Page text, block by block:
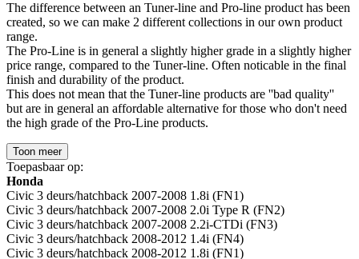
The difference between an Tuner-line and Pro-line product has been
created, so we can make 2 different collections in our own product
range.
The Pro-Line is in general a slightly higher grade in a slightly higher
price range, compared to the Tuner-line. Often noticable in the final
finish and durability of the product.
This does not mean that the Tuner-line products are ''bad quality''
but are in general an affordable alternative for those who don't need
the high grade of the Pro-Line products.
Toon meer
Toepasbaar op:
Honda
Civic 3 deurs/hatchback 2007-2008 1.8i (FN1)
Civic 3 deurs/hatchback 2007-2008 2.0i Type R (FN2)
Civic 3 deurs/hatchback 2007-2008 2.2i-CTDi (FN3)
Civic 3 deurs/hatchback 2008-2012 1.4i (FN4)
Civic 3 deurs/hatchback 2008-2012 1.8i (FN1)